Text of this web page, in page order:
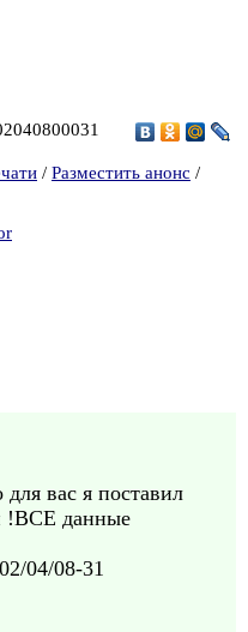
/ Разместить анонс /
вас я поставил
!ВСЕ данные
04/08-31